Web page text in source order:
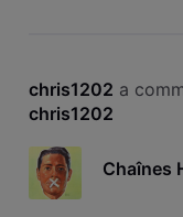
chris1202 a
chris1202
Chaînes